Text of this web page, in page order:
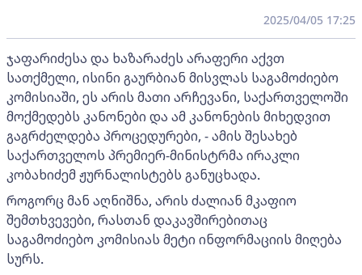
2025/04/05 17:25
ჯაფარიძესა და ხაზარაძეს არაფერი აქვთ
სათქმელი, ისინი გაურბიან მისვლას საგამოძიებო
კომისიაში, ეს არის მათი არჩევანი, საქართველოში
მოქმედებს კანონები და ამ კანონების მიხედვით
გაგრძელდება პროცედურები, - ამის შესახებ
საქართველოს პრემიერ-მინისტრმა ირაკლი
კობახიძემ ჟურნალისტებს განუცხადა.
როგორც მან აღნიშნა, არის ძალიან მკაფიო
შემთხვევები, რასთან დაკავშირებითაც
საგამოძიებო კომისიას მეტი ინფორმაციის მიღება
სურს.